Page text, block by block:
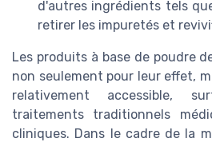
d'autres ingrédients tels
retirer les impuretés et
Les produits à base de poudre
non seulement pour leur effet,
relativement accessible,
traitements traditionnels
cliniques. Dans le cadre de la